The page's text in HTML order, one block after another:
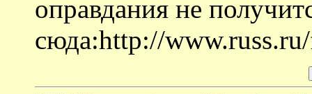
оправдания не
сюда:http://